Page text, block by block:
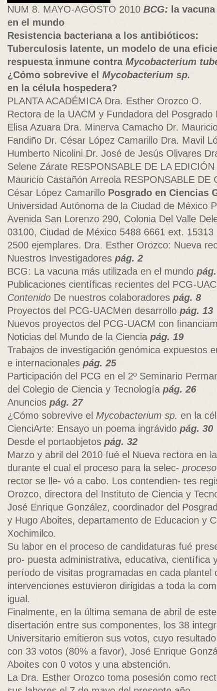
NUM 8. MAYO-AGOSTO 2010 BCG: la
en el mundo
Resistencia bacteriana a los antibióticos:
Tuberculosis latente, un modelo de una
respuesta inmune contra Mycobacterium
¿Cómo sobrevive elMycobacterium sp.
en la célula hospedera?
PLANTA ACADÉMICA Dra. Esther Orozco O.
Rectora de la UACM y Fundadora del
Elisa Azuara Dra. Minerva Camacho Dr.
Fandiño Dr. César López Camarillo Dra. Mavil
Humberto Nicolini Dr. José de Jesús Olivares
Selene Zárate RESPONSABLE DE LA
Mauricio Castañón Arreola RESPONSABLE DE
César López Camarillo Posgrado en Ciencias
Universidad Autónoma de la Ciudad de México
Avenida San Lorenzo 290, Colonia Del Valle
03100, Ciudad de México 5488 6661 ext.
2500 ejemplares. Dra. Esther Orozco: Nueva
Nuestros Investigadorespág. 2
BCG: La vacuna más utilizada en el mundo
Publicaciones científicas recientes del PCG-
Contenido De nuestros colaboradores pág. 8
Proyectos del PCG-UACMen desarrollopág. 13
Nuevos proyectos del PCG-UACM con
Noticias del Mundo de la Ciencia pág. 19
Trabajos de investigación genómica expuestos
e internacionalespág. 25
Participación del PCG en el 2º Seminario
del Colegio de Ciencia y Tecnologíapág. 26
Anuncios pág. 27
¿Cómo sobrevive elMycobacterium sp.en la
CienciArte: Ensayo un poema ingrávidopág. 30
Desde el portaobjetos pág. 32
Marzo y abril del 2010 fué el Nueva rectora en
durante el cual el proceso para la selec-
rector se lle- vó a cabo. Los contendien- tes
Orozco, directora del Instituto de Ciencia y
José Enrique González, coordinador del
y Hugo Aboites, departamento de Educacion y
Xochimilco.
Su labor en el proceso de candidaturas fué
pro- puesta administrativa, educativa, científica
período de visitas programadas en cada plantel
intervenciones estuvieron dirigidas a toda la
igual.
Finalmente, en la última semana de abril de
disertación entre sus componentes, los 38
Universitario emitieron sus votos, cuyo
con 33 votos (80% a favor), José Enrique
Aboites con 0 votos y una abstención.
La Dra. Esther Orozco toma posesión como